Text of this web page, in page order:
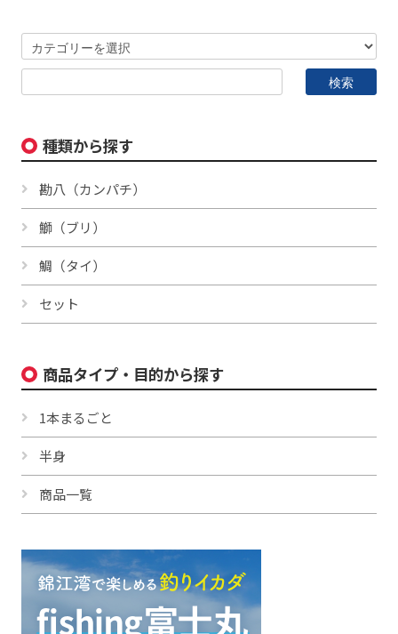
種類から探す
勘八（カンパチ）
鰤（ブリ）
鯛（タイ）
セット
商品タイプ・目的から探す
1本まるごと
半身
商品一覧